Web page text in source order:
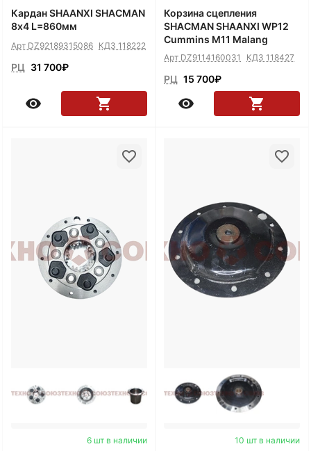
Кардан SHAANXI SHACMAN
8х4 L=860мм
Арт DZ92189315086 КДЗ 118222
РЦ 31 700₽
Корзина сцепления
SHACMAN SHAANXI WP12
Cummins M11 Malang
Арт DZ9114160031 КДЗ 118427
РЦ 15 700₽
6 шт в наличии 10 шт в наличии